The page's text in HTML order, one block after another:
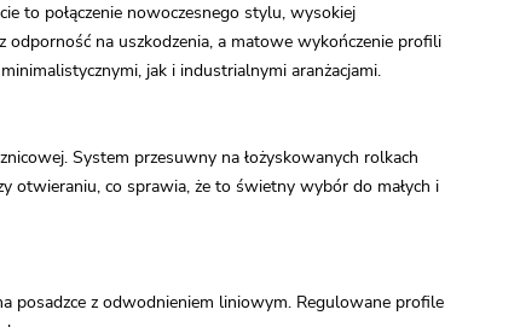
to połączenie nowoczesnego stylu, wysokiej
na uszkodzenia, a matowe wykończenie profili
jak i industrialnymi aranżacjami.
System przesuwny na łożyskowanych rolkach
otwieraniu, co sprawia, że to świetny wybór do małych i
posadzce z odwodnieniem liniowym. Regulowane profile